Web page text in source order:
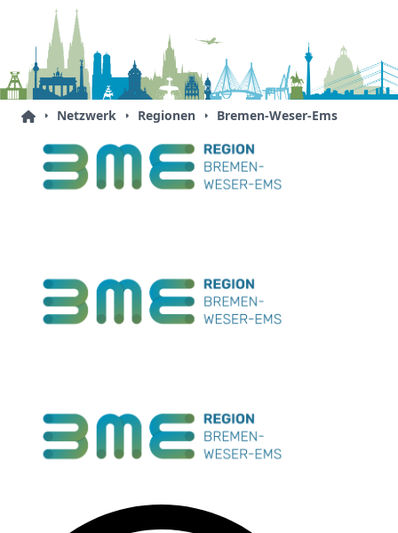
Netzwerk Regionen Bremen-Weser-Ems